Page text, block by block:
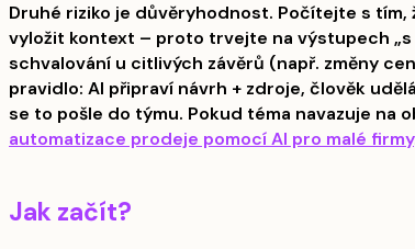
Druhé riziko je důvěryhodnost. Počítejte s tím,
vyložit kontext – proto trvejte na výstupech „s
schvalování u citlivých závěrů (např. změny
pravidlo: AI připraví návrh + zdroje, člověk
se to pošle do týmu. Pokud téma navazuje na
automatizace prodeje pomocí AI pro malé firmy
Jak začít?